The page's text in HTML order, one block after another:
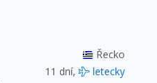
Řecko
11 dní,
letecky